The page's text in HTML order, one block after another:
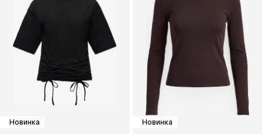
Новинка Новинка